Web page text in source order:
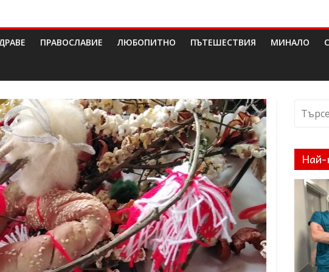
ПРАВОСЛАВИЕ ЛЮБОПИТНО ПЪТЕШЕСТВИЯ МИНАЛО
Най-